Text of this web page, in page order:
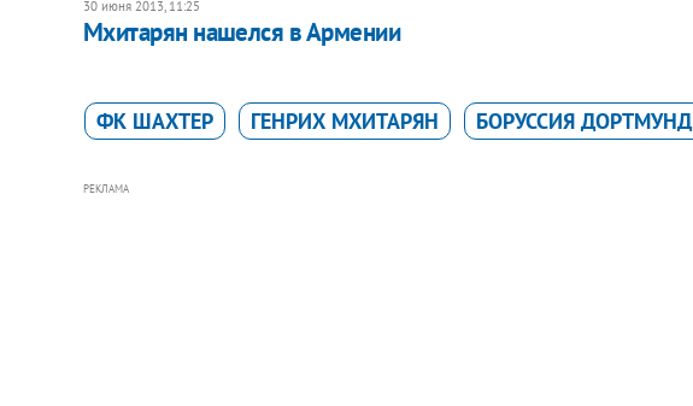
30 июня 2013, 11:25
Мхитарян нашелся в Армении
ФК ШАХТЕР ГЕНРИХ МХИТАРЯН БОРУССИЯ ДОРТМУНД
РЕКЛАМА